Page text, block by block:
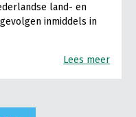
land- en
inmiddels in
Lees meer